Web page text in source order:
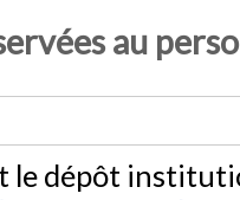
au
le dépôt